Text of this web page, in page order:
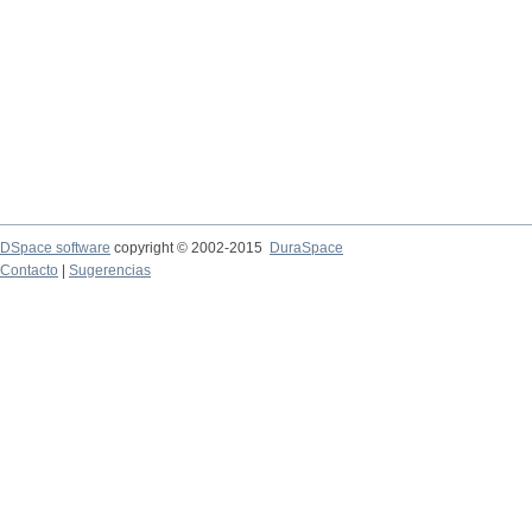
DSpace software copyright © 2002-2015
DuraSpace
Contacto
Sugerencias